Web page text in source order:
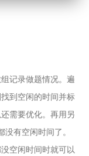
记录做题情况。遍
到空闲的时间并标
需要优化。再用另
有空闲时间了。
空闲时间时就可以